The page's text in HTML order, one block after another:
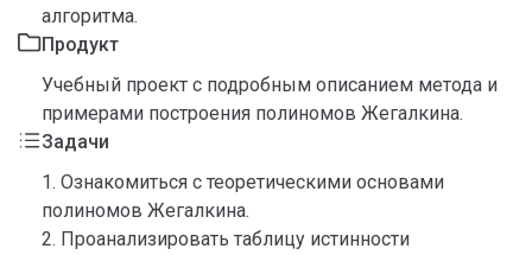
алгоритма.
Продукт
Учебный проект с подробным описанием метода и
примерами построения полиномов Жегалкина.
Задачи
1. Ознакомиться с теоретическими основами
полиномов Жегалкина.
2. Проанализировать таблицу истинности